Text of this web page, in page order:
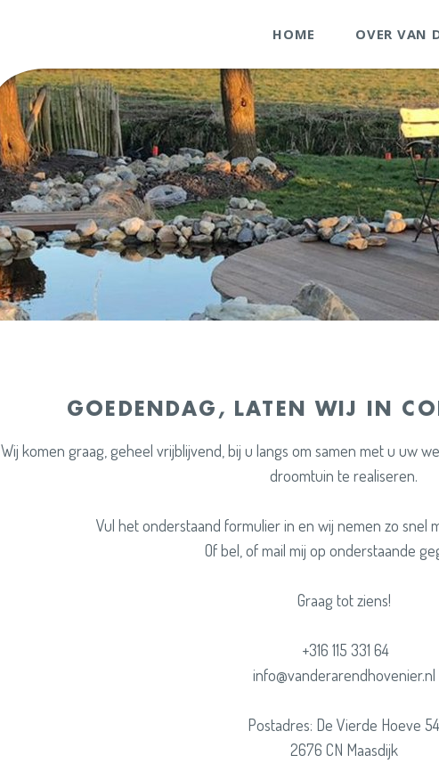
HOME OVER VAN
GOEDENDAG, LATEN WIJ IN
Wij komen graag, geheel vrijblijvend, bij u langs om samen met u uw
droomtuin te realiseren.
Vul het onderstaand formulier in en wij nemen zo snel
Of bel, of mail mij op onderstaande
Graag tot ziens!
+316 115 331 64
info@vanderarendhovenier.nl
Postadres: De Vierde Hoeve 54
2676 CN Maasdijk